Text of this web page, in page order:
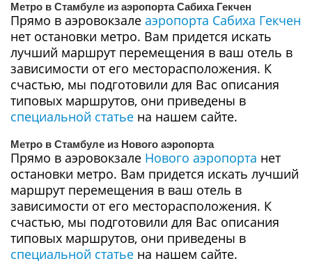
Метро в Стамбуле из аэропорта Сабиха Гекчен
Прямо в аэровокзале аэропорта Сабиха Гекчен
нет остановки метро. Вам придется искать
лучший маршрут перемещения в ваш отель в
зависимости от его месторасположения. К
счастью, мы подготовили для Вас описания
типовых маршрутов, они приведены в
специальной статье на нашем сайте.
Метро в Стамбуле из Нового аэропорта
Прямо в аэровокзале Нового аэропорта нет
остановки метро. Вам придется искать лучший
маршрут перемещения в ваш отель в
зависимости от его месторасположения. К
счастью, мы подготовили для Вас описания
типовых маршрутов, они приведены в
специальной статье на нашем сайте.